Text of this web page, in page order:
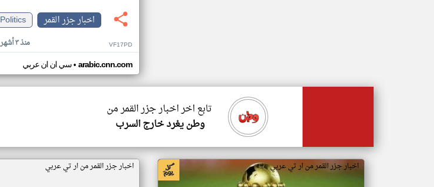
اخبار جزر القمر
Politics
منذ ٣ أشهر VF17PD
سي ان ان عربي• arabic.cnn.com
تابع اخر اخبار جزر القمر من
وطن يغرد خارج السرب
اخبار جزر القمر من ار تي عربي اخبار جزر القمر من ار تي عربي